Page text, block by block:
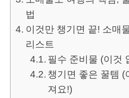
법
이것만 챙기면 끝! 소매
리스트
필수 준비물 (이것
챙기면 좋은 꿀템 (
져요!)